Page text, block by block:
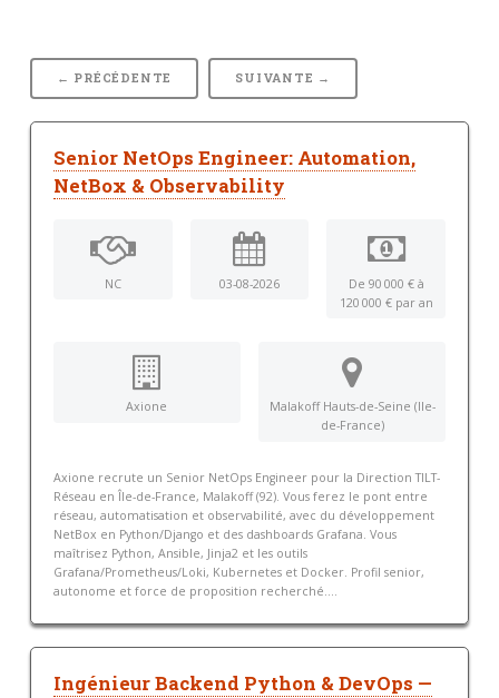
← PRÉCÉDENTE SUIVANTE →
Senior NetOps Engineer: Automation,
NetBox & Observability
NC 03-08-2026
De 90 000 € à
120 000 € par an
Axione
Malakoff Hauts-de-Seine (Ile-
de-France)
Axione recrute un Senior NetOps Engineer pour la Direction TILT-
Réseau en Île-de-France, Malakoff (92). Vous ferez le pont entre
réseau, automatisation et observabilité, avec du développement
NetBox en Python/Django et des dashboards Grafana. Vous
maîtrisez Python, Ansible, Jinja2 et les outils
Grafana/Prometheus/Loki, Kubernetes et Docker. Profil senior,
autonome et force de proposition recherché....
Ingénieur Backend Python & DevOps —